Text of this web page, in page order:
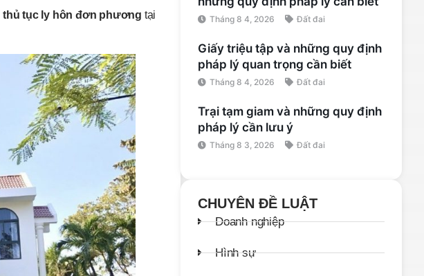
thủ tục ly hôn đơn phương tại
Tháng 8 4, 2026 Đất đai
Giấy triệu tập và những quy định
pháp lý quan trọng cần biết
Tháng 8 4, 2026 Đất đai
Trại tạm giam và những quy định
pháp lý cần lưu ý
Tháng 8 3, 2026 Đất đai
CHUYÊN ĐỀ LUẬT
Doanh nghiệp
Hình sự